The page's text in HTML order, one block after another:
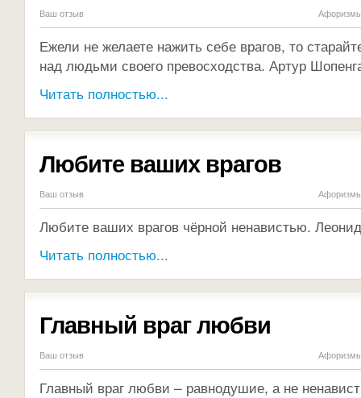
Ваш отзыв
Ежели не желаете нажить себе врагов, то
над людьми своего превосходства. Артур
Читать полностью...
Любите ваших врагов
Ваш отзыв
Любите ваших врагов чёрной ненавистью.
Читать полностью...
Главный враг любви
Ваш отзыв
Главный враг любви – равнодушие, а не